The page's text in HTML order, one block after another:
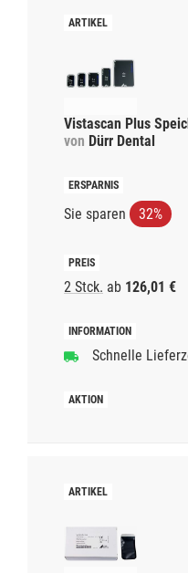
Vistascan Plus
von Dürr Dental
Sie sparen 32%
2 Stck. ab 126,01 €
Schnelle